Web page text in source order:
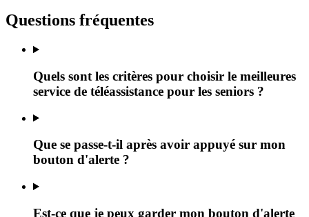
Questions fréquentes
Quels sont les critères pour choisir le meilleures
service de téléassistance pour les seniors ?
Que se passe-t-il après avoir appuyé sur mon
bouton d'alerte ?
Est-ce que je peux garder mon bouton d'alerte